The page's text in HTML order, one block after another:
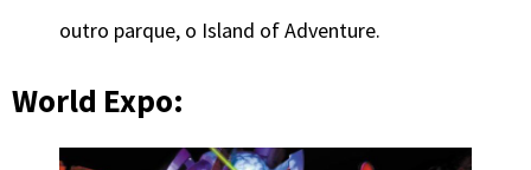
outro parque, o Island of Adventure.
World Expo: